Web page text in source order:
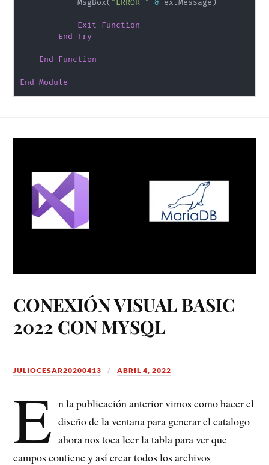
            MsgBox
( "ERROR " & ex .Message )
Exit
Function
End Try
End Function
End Module
CONEXIÓN VISUAL BASIC
2022 CON MYSQL
JULIOCESAR20200413 ABRIL 4, 2022
E n la publicación anterior vimos como hacer el
diseño de la ventana para generar el catalogo
ahora nos toca leer la tabla para ver que
campos contiene y así crear todos los archivos